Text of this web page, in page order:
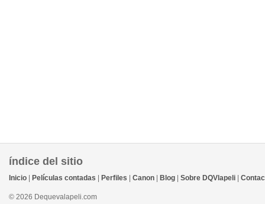
índice del sitio
Inicio Películas contadas Perfiles Canon Blog Sobre DQVlapeli
© 2026 Dequevalapeli.com